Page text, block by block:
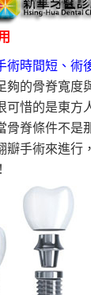
術時間短、術
夠的骨脊寬度
可惜的是東方
骨脊條件不是
瓣手術來進行